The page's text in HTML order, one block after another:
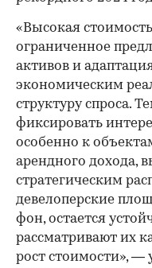
«Высокая
ограниченное
активов и
экономическим
структуру спроса.
фиксировать
особенно к
арендного дохода,
стратегическим
девелоперские
фон, остается
рассматривают их
рост стоимости», —